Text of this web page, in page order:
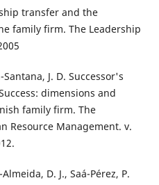
transfer and the
family firm. The Leadership
J. D. Successor's
dimensions and
family firm. The
Resource Management. v.
D. J., Saá-Pérez, P.